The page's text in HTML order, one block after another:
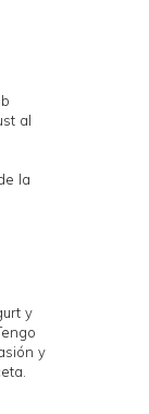
al
la
y
y